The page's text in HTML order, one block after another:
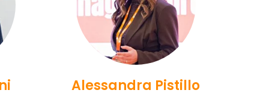
Alessandra Pistillo